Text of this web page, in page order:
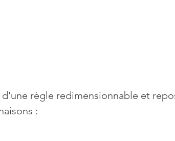
d'une règle redimensionnable et
: